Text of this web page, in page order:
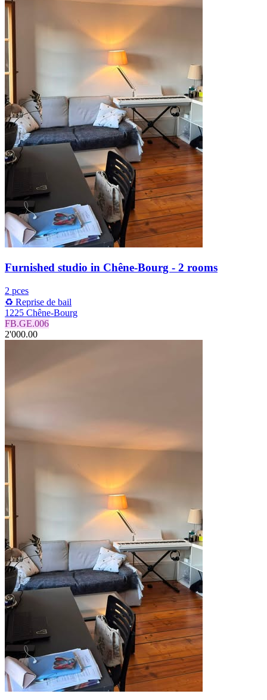
Furnished studio in Chêne-Bourg - 2 rooms
2 pces
♻️ Reprise de bail
1225 Chêne-Bourg
FB.GE.006
2'000.00